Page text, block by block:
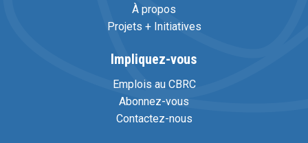
À propos
Projets + Initiatives
Impliquez-vous
Emplois au CBRC
Abonnez-vous
Contactez-nous